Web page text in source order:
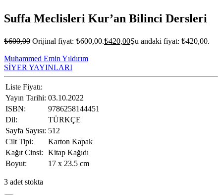
Suffa Meclisleri Kur’an Bilinci Dersleri
₺600,00 Orijinal fiyat: ₺600,00.₺420,00Şu andaki fiyat: ₺420,00.
Muhammed Emin Yıldırım
SİYER YAYINLARI
Liste Fiyatı:
Yayın Tarihi: 03.10.2022
ISBN:
9786258144451
Dil:
TÜRKÇE
Sayfa Sayısı: 512
Cilt Tipi:
Karton Kapak
Kağıt Cinsi:
Kitap Kağıdı
Boyut:
17 x 23.5 cm
3 adet stokta